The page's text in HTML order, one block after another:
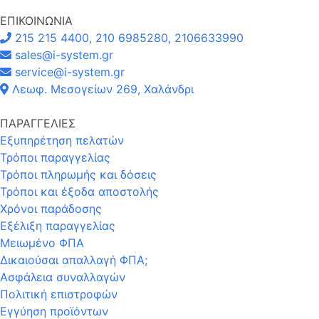
ΕΠΙΚΟΙΝΩΝΙΑ
215 215 4400, 210 6985280, 2106633990
sales@i-system.gr
service@i-system.gr
Λεωφ. Μεσογείων 269, Χαλάνδρι
ΠΑΡΑΓΓΕΛΙΕΣ
Εξυπηρέτηση πελατών
Τρόποι παραγγελίας
Τρόποι πληρωμής και δόσεις
Τρόποι και έξοδα αποστολής
Χρόνοι παράδοσης
Εξέλιξη παραγγελίας
Μειωμένο ΦΠΑ
Δικαιούσαι απαλλαγή ΦΠΑ;
Ασφάλεια συναλλαγών
Πολιτική επιστροφών
Εγγύηση προϊόντων